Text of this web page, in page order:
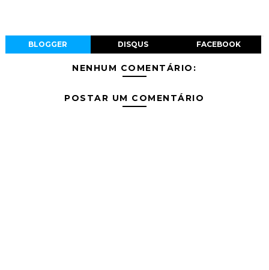
BLOGGER DISQUS FACEBOOK
NENHUM COMENTÁRIO:
POSTAR UM COMENTÁRIO